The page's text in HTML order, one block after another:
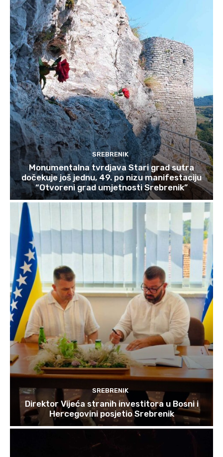
SREBRENIK
Monumentalna tvrdjava Stari grad sutra
dočekuje još jednu, 49. po nizu manifestaciju
“Otvoreni grad umjetnosti Srebrenik”
SREBRENIK
Direktor Vijeća stranih investitora u Bosni i
Hercegovini posjetio Srebrenik